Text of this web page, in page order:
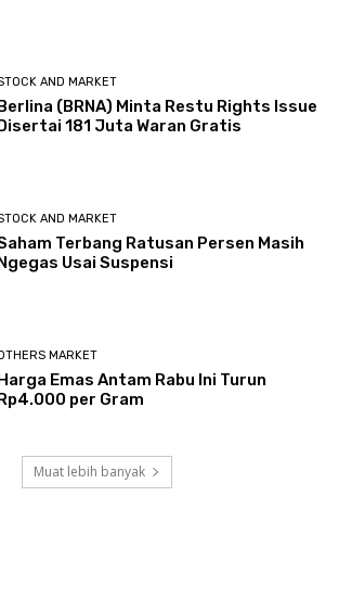
AND MARKET
(BRNA) Minta Restu Rights Issue
181 Juta Waran Gratis
AND MARKET
Terbang Ratusan Persen Masih
Usai Suspensi
MARKET
Emas Antam Rabu Ini Turun
per Gram
Muat lebih banyak